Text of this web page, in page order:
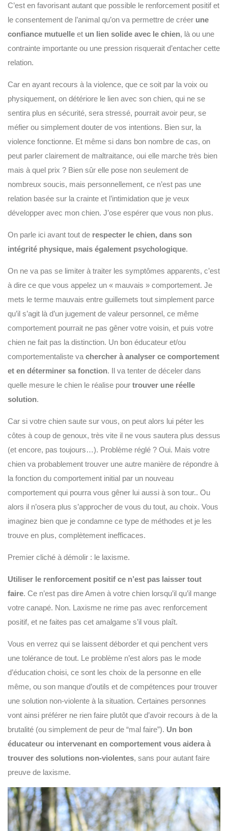
C’est en favorisant autant que possible le renforcement positif et
le consentement de l’animal qu’on va permettre de créer une
confiance mutuelle et un lien solide avec le chien, là ou une
contrainte importante ou une pression risquerait d’entacher cette
relation.
Car en ayant recours à la violence, que ce soit par la voix ou
physiquement, on détériore le lien avec son chien, qui ne se
sentira plus en sécurité, sera stressé, pourrait avoir peur, se
méfier ou simplement douter de vos intentions. Bien sur, la
violence fonctionne. Et même si dans bon nombre de cas, on
peut parler clairement de maltraitance, oui elle marche très bien
mais à quel prix ? Bien sûr elle pose non seulement de
nombreux soucis, mais personnellement, ce n’est pas une
relation basée sur la crainte et l’intimidation que je veux
développer avec mon chien. J’ose espérer que vous non plus.
On parle ici avant tout de respecter le chien, dans son
intégrité physique, mais également psychologique.
On ne va pas se limiter à traiter les symptômes apparents, c’est
à dire ce que vous appelez un « mauvais » comportement. Je
mets le terme mauvais entre guillemets tout simplement parce
qu’il s’agit là d’un jugement de valeur personnel, ce même
comportement pourrait ne pas gêner votre voisin, et puis votre
chien ne fait pas la distinction. Un bon éducateur et/ou
comportementaliste va chercher à analyser ce comportement
et en déterminer sa fonction. Il va tenter de déceler dans
quelle mesure le chien le réalise pour trouver une réelle
solution.
Car si votre chien saute sur vous, on peut alors lui péter les
côtes à coup de genoux, très vite il ne vous sautera plus dessus
(et encore, pas toujours…). Problème réglé ? Oui. Mais votre
chien va probablement trouver une autre manière de répondre à
la fonction du comportement initial par un nouveau
comportement qui pourra vous gêner lui aussi à son tour.. Ou
alors il n’osera plus s’approcher de vous du tout, au choix. Vous
imaginez bien que je condamne ce type de méthodes et je les
trouve en plus, complètement inefficaces.
Premier cliché à démolir : le laxisme.
Utiliser le renforcement positif ce n’est pas laisser tout
faire. Ce n’est pas dire Amen à votre chien lorsqu’il qu’il mange
votre canapé. Non. Laxisme ne rime pas avec renforcement
positif, et ne faites pas cet amalgame s’il vous plaît.
Vous en verrez qui se laissent déborder et qui penchent vers
une tolérance de tout. Le problème n’est alors pas le mode
d’éducation choisi, ce sont les choix de la personne en elle
même, ou son manque d’outils et de compétences pour trouver
une solution non-violente à la situation. Certaines personnes
vont ainsi préférer ne rien faire plutôt que d’avoir recours à de la
brutalité (ou simplement de peur de “mal faire”). Un bon
éducateur ou intervenant en comportement vous aidera à
trouver des solutions non-violentes, sans pour autant faire
preuve de laxisme.